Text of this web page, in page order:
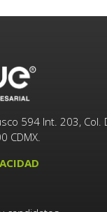
594 Int. 203, Col.
CDMX.